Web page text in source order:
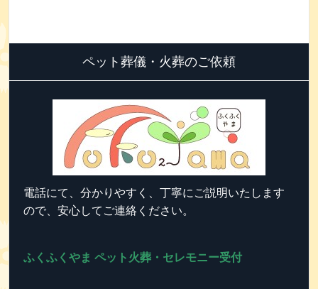
ペット葬儀・火葬のご依頼
電話にて、分かりやすく、丁寧にご説明いたします
ので、安心してご連絡ください。
ふくふくやま ペット火葬・セレモニー受付